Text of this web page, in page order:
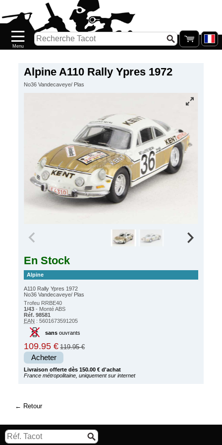
Alpine A110 Rally Ypres 1972
No36 Vandecaveye/ Plas
En Stock
Alpine
A110 Rally Ypres 1972
No36 Vandecaveye/ Plas
Trofeu RRBE40
1/43 - Monté ABS
Réf. 98581
EAN : 5601673591205
sansouvrants
109.95 € 119.95 €
Acheter
Livraison offerte dès 150.00 € d'achat
France métropolitaine, uniquement sur internet
Retour
Nouveautés
Catalogue/Stock